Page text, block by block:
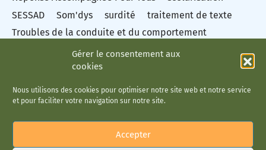
Gérer le consentement aux
cookies
Nous utilisons des cookies pour optimiser notre site web et notre service
et pour faciliter votre navigation sur notre site.
Accepter
SESSAD
Som'dys surdité
traitement de texte
Troubles de la conduite et du comportement
troubles des apprentissages
Troubles du spectre autistique
vidéo
Éducation nationale